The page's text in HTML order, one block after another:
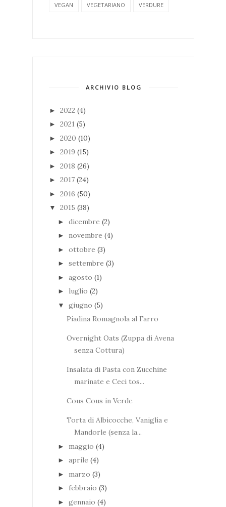
VEGAN VEGETARIANO VERDURE
ARCHIVIO BLOG
► 2022 (4)
► 2021 (5)
► 2020 (10)
► 2019 (15)
► 2018 (26)
► 2017 (24)
► 2016 (50)
▼ 2015 (38)
► dicembre (2)
► novembre (4)
► ottobre (3)
► settembre (3)
► agosto (1)
► luglio (2)
▼ giugno (5)
Piadina Romagnola al Farro
Overnight Oats (Zuppa di Avena
senza Cottura)
Insalata di Pasta con Zucchine
marinate e Ceci tos...
Cous Cous in Verde
Torta di Albicocche, Vaniglia e
Mandorle (senza la...
► maggio (4)
► aprile (4)
► marzo (3)
► febbraio (3)
► gennaio (4)